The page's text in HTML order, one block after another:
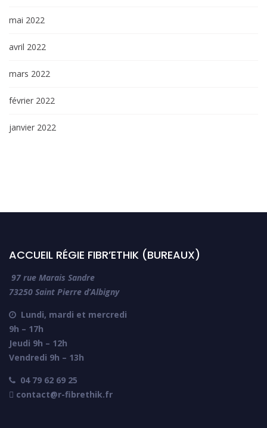
mai 2022
avril 2022
mars 2022
février 2022
janvier 2022
ACCUEIL RÉGIE FIBR’ETHIK (BUREAUX)
97 rue Marais Sandre
73250 Saint Pierre d’Albigny

Lundi, mardi et mercredi
9h – 17h
Jeudi 9h – 12h
Vendredi 9h – 13h

04 79 62 69 25
 contact@r-fibrethik.fr